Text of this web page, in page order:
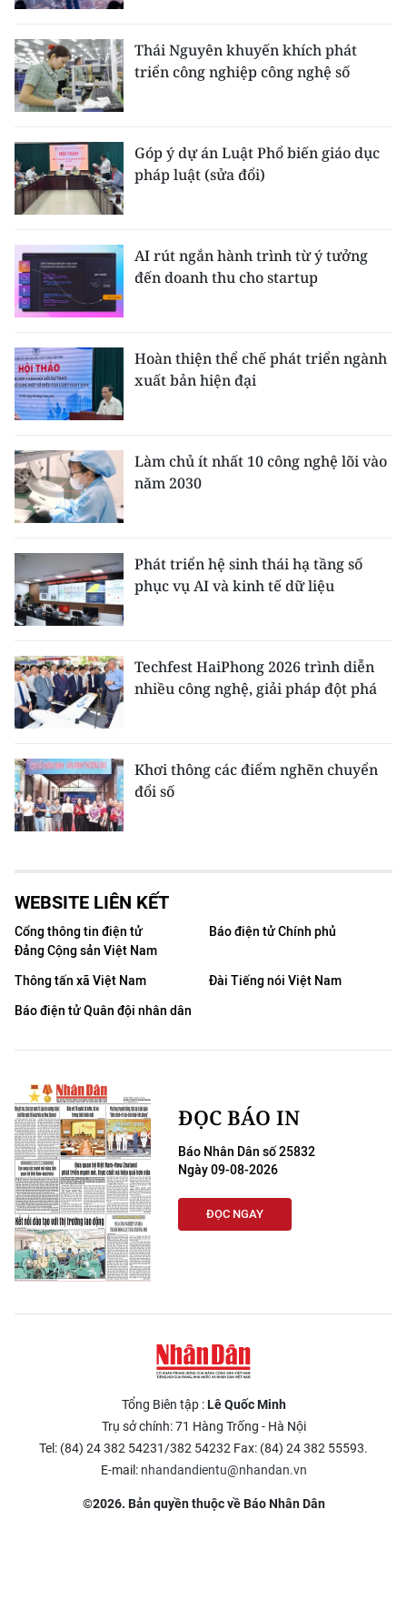
Thái Nguyên khuyến khích phát
triển công nghiệp công nghệ số
Góp ý dự án Luật Phổ biến giáo dục
pháp luật (sửa đổi)
AI rút ngắn hành trình từ ý tưởng
đến doanh thu cho startup
Hoàn thiện thể chế phát triển ngành
xuất bản hiện đại
Làm chủ ít nhất 10 công nghệ lõi vào
năm 2030
Phát triển hệ sinh thái hạ tầng số
phục vụ AI và kinh tế dữ liệu
Techfest HaiPhong 2026 trình diễn
nhiều công nghệ, giải pháp đột phá
Khơi thông các điểm nghẽn chuyển
đổi số
WEBSITE LIÊN KẾT
Cổng thông tin điện tử
Đảng Cộng sản Việt Nam
Báo điện tử Chính phủ
Thông tấn xã Việt Nam
Đài Tiếng nói Việt Nam
Báo điện tử Quân đội nhân dân
ĐỌC BÁO IN
Báo Nhân Dân số 25832
Ngày 09-08-2026
ĐỌC NGAY
Tổng Biên tập :Lê Quốc Minh
Trụ sở chính: 71 Hàng Trống - Hà Nội
Tel: (84) 24 382 54231/382 54232 Fax: (84) 24 382 55593.
E-mail: nhandandientu@nhandan.vn
©2026. Bản quyền thuộc về Báo Nhân Dân